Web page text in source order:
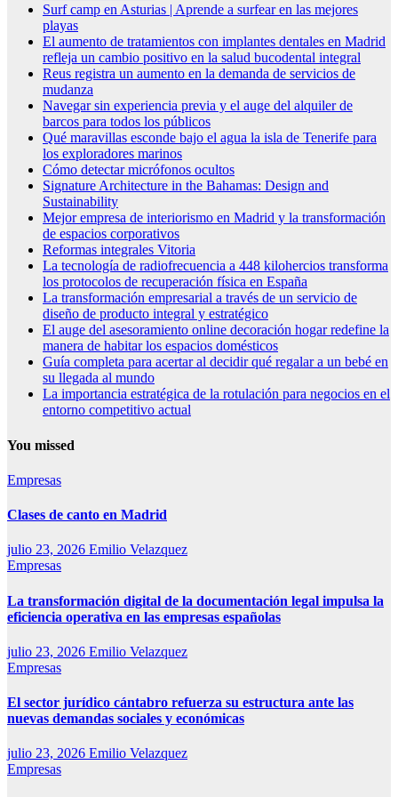
Surf camp en Asturias | Aprende a surfear en las mejores
playas
El aumento de tratamientos con implantes dentales en Madrid
refleja un cambio positivo en la salud bucodental integral
Reus registra un aumento en la demanda de servicios de
mudanza
Navegar sin experiencia previa y el auge del alquiler de
barcos para todos los públicos
Qué maravillas esconde bajo el agua la isla de Tenerife para
los exploradores marinos
Cómo detectar micrófonos ocultos
Signature Architecture in the Bahamas: Design and
Sustainability
Mejor empresa de interiorismo en Madrid y la transformación
de espacios corporativos
Reformas integrales Vitoria
La tecnología de radiofrecuencia a 448 kilohercios transforma
los protocolos de recuperación física en España
La transformación empresarial a través de un servicio de
diseño de producto integral y estratégico
El auge del asesoramiento online decoración hogar redefine la
manera de habitar los espacios domésticos
Guía completa para acertar al decidir qué regalar a un bebé en
su llegada al mundo
La importancia estratégica de la rotulación para negocios en el
entorno competitivo actual
You missed
Empresas
Clases de canto en Madrid
julio 23, 2026 Emilio Velazquez
Empresas
La transformación digital de la documentación legal impulsa la
eficiencia operativa en las empresas españolas
julio 23, 2026 Emilio Velazquez
Empresas
El sector jurídico cántabro refuerza su estructura ante las
nuevas demandas sociales y económicas
julio 23, 2026 Emilio Velazquez
Empresas